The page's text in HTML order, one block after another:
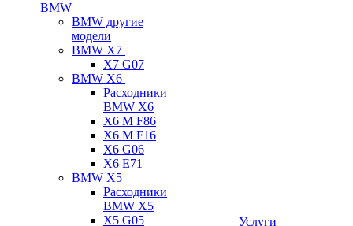
BMW
BMW другие
модели
BMW X7
X7 G07
BMW X6
Расходники
BMW X6
X6 M F86
X6 M F16
X6 G06
X6 E71
BMW X5
Расходники
BMW X5
X5 G05
Услуги